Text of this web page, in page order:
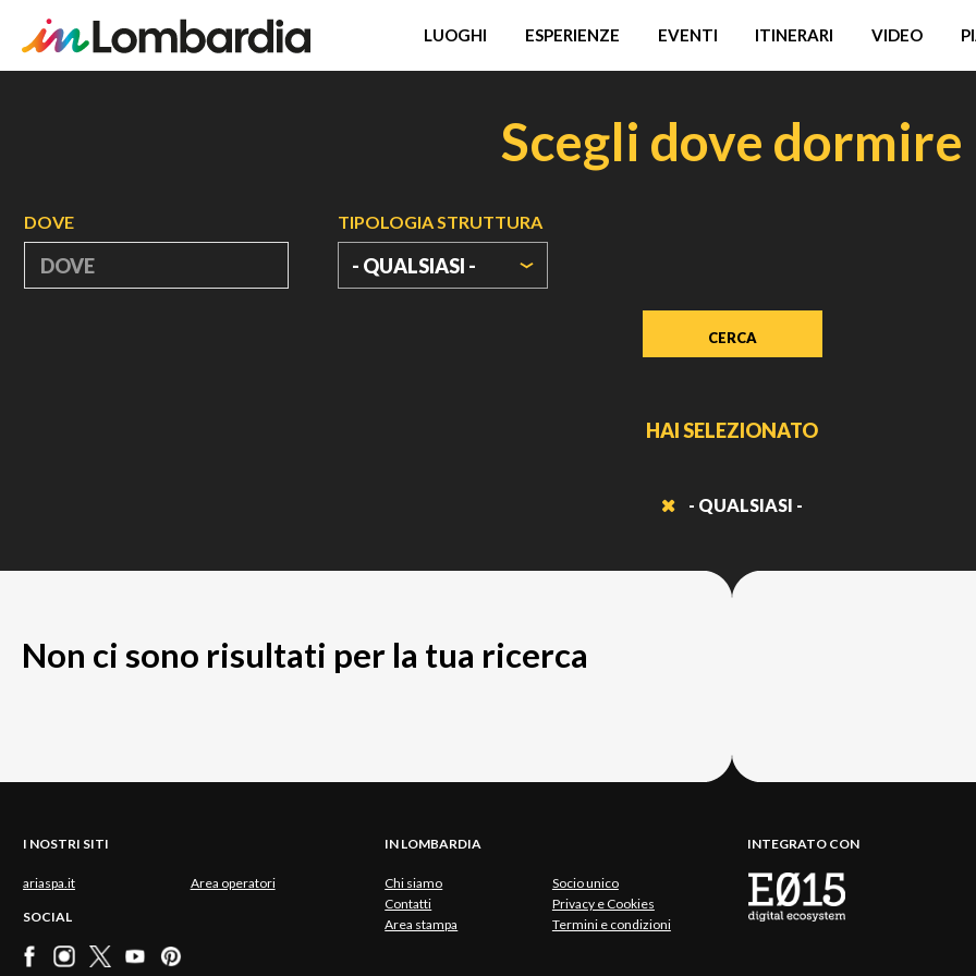
LUOGHI ESPERIENZE EVENTI ITINERARI VIDEO
Scegli dove dormire
DOVE TIPOLOGIA STRUTTURA
- QUALSIASI -
HAI SELEZIONATO
- QUALSIASI -
Non ci sono risultati per la tua ricerca
I NOSTRI SITI
ariaspa.it Area operatori
SOCIAL
IN LOMBARDIA
Chi siamo
Socio unico
Contatti
Privacy e Cookies
Area stampa
Termini e condizioni
INTEGRATO CON